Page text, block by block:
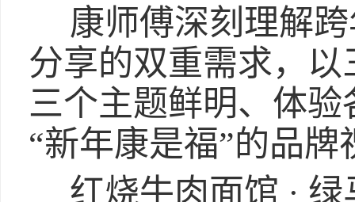
康师傅深刻理解
分享的双重需求，
三个主题鲜明、体验
“新年康是福”的品
红烧牛肉面馆 ·